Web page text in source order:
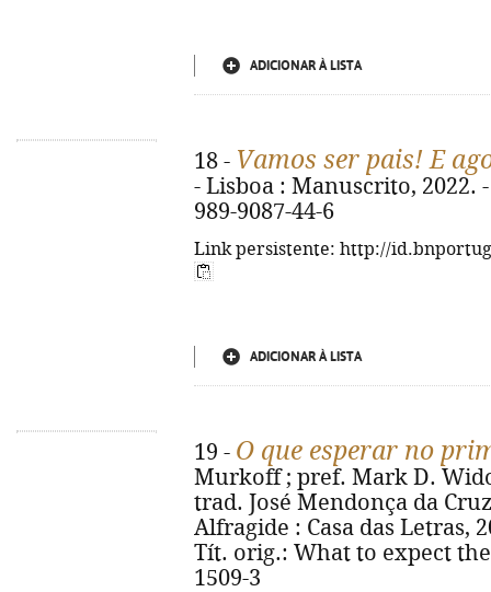
ADICIONAR À LISTA
18 - Vamos ser pais! E
- Lisboa : Manuscrito, 2022.
989-9087-44-6
Link persistente: http://
ADICIONAR À LISTA
19 - O que esperar no
Murkoff ; pref. Mark D.
trad. José Mendonça da
Alfragide : Casa das Letras,
Tít. orig.: What to expect
1509-3